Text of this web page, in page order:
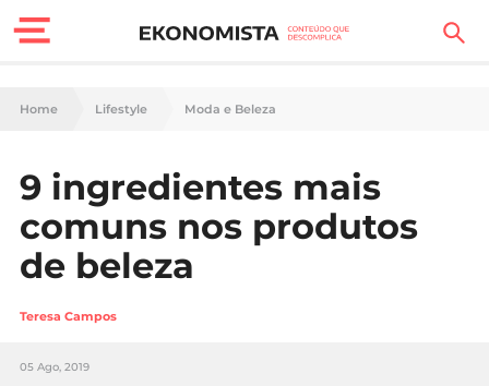
Finanças Pessoais
Carreira
Casa
Lifestyle
Sociedade
Home Lifestyle Moda e Beleza
9 ingredientes mais
comuns nos produtos
de beleza
Teresa Campos
05 Ago, 2019